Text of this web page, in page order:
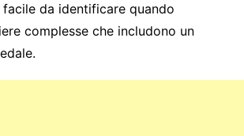
da identificare quando
complesse che includono un